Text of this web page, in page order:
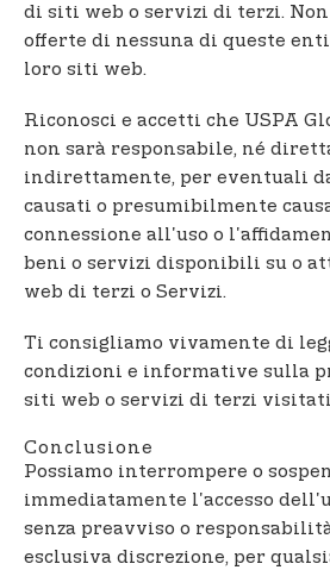
di siti web o servizi di terzi.
offerte di nessuna di queste
loro siti web.
Riconosci e accetti che USPA
non sarà responsabile, né
indirettamente, per eventuali
causati o presumibilmente
connessione all'uso o
beni o servizi disponibili su o
web di terzi o Servizi.
Ti consigliamo vivamente di
condizioni e informative sulla
siti web o servizi di terzi
Conclusione
Possiamo interrompere o
immediatamente l'accesso
senza preavviso o
esclusiva discrezione, per